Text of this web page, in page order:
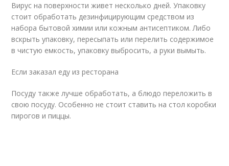
Вирус на поверхности живет несколько дней. Упаковку
стоит обработать дезинфицирующим средством из
набора бытовой химии или кожным антисептиком. Либо
вскрыть упаковку, пересыпать или перелить содержимое
в чистую емкость, упаковку выбросить, а руки вымыть.
Если заказал еду из ресторана
Посуду также лучше обработать, а блюдо переложить в
свою посуду. Особенно не стоит ставить на стол коробки
пирогов и пиццы.